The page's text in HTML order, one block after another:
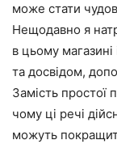
може стати
Нещодавно я
в цьому
та досвідом,
Замість простої
чому ці речі
можуть